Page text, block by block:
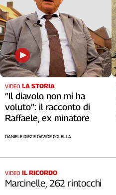
VIDEO LA STORIA
“Il diavolo non mi ha
voluto”: il racconto di
Raffaele, ex minatore
DANIELE DIEZ E DAVIDE COLELLA
VIDEO IL RICORDO
Marcinelle, 262 rintocchi